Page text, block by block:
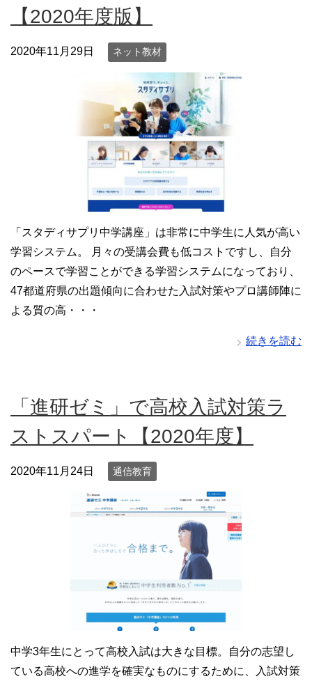
【2020年度版】
2020年11月29日 ネット教材
「スタディサプリ中学講座」は非常に中学生に人気が高い
学習システム。 月々の受講会費も低コストですし、自分
のペースで学習ことができる学習システムになっており、
47都道府県の出題傾向に合わせた入試対策やプロ講師陣に
よる質の高・・・
続きを読む
「進研ゼミ」で高校入試対策ラ
ストスパート【2020年度】
2020年11月24日 通信教育
中学3年生にとって高校入試は大きな目標。自分の志望し
ている高校への進学を確実なものにするために、入試対策